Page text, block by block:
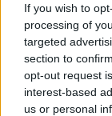
If you wish to
processing of
targeted
section to
opt-out request
interest-based
us or personal
βεβαίωση του
εργοδότη ή
ειδικής
άρθρου 33 του
των λοιπών